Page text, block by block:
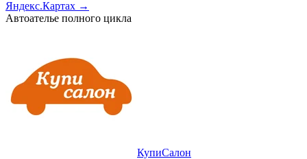
Яндекс.Картах →
Автоателье полного цикла
КупиСалон